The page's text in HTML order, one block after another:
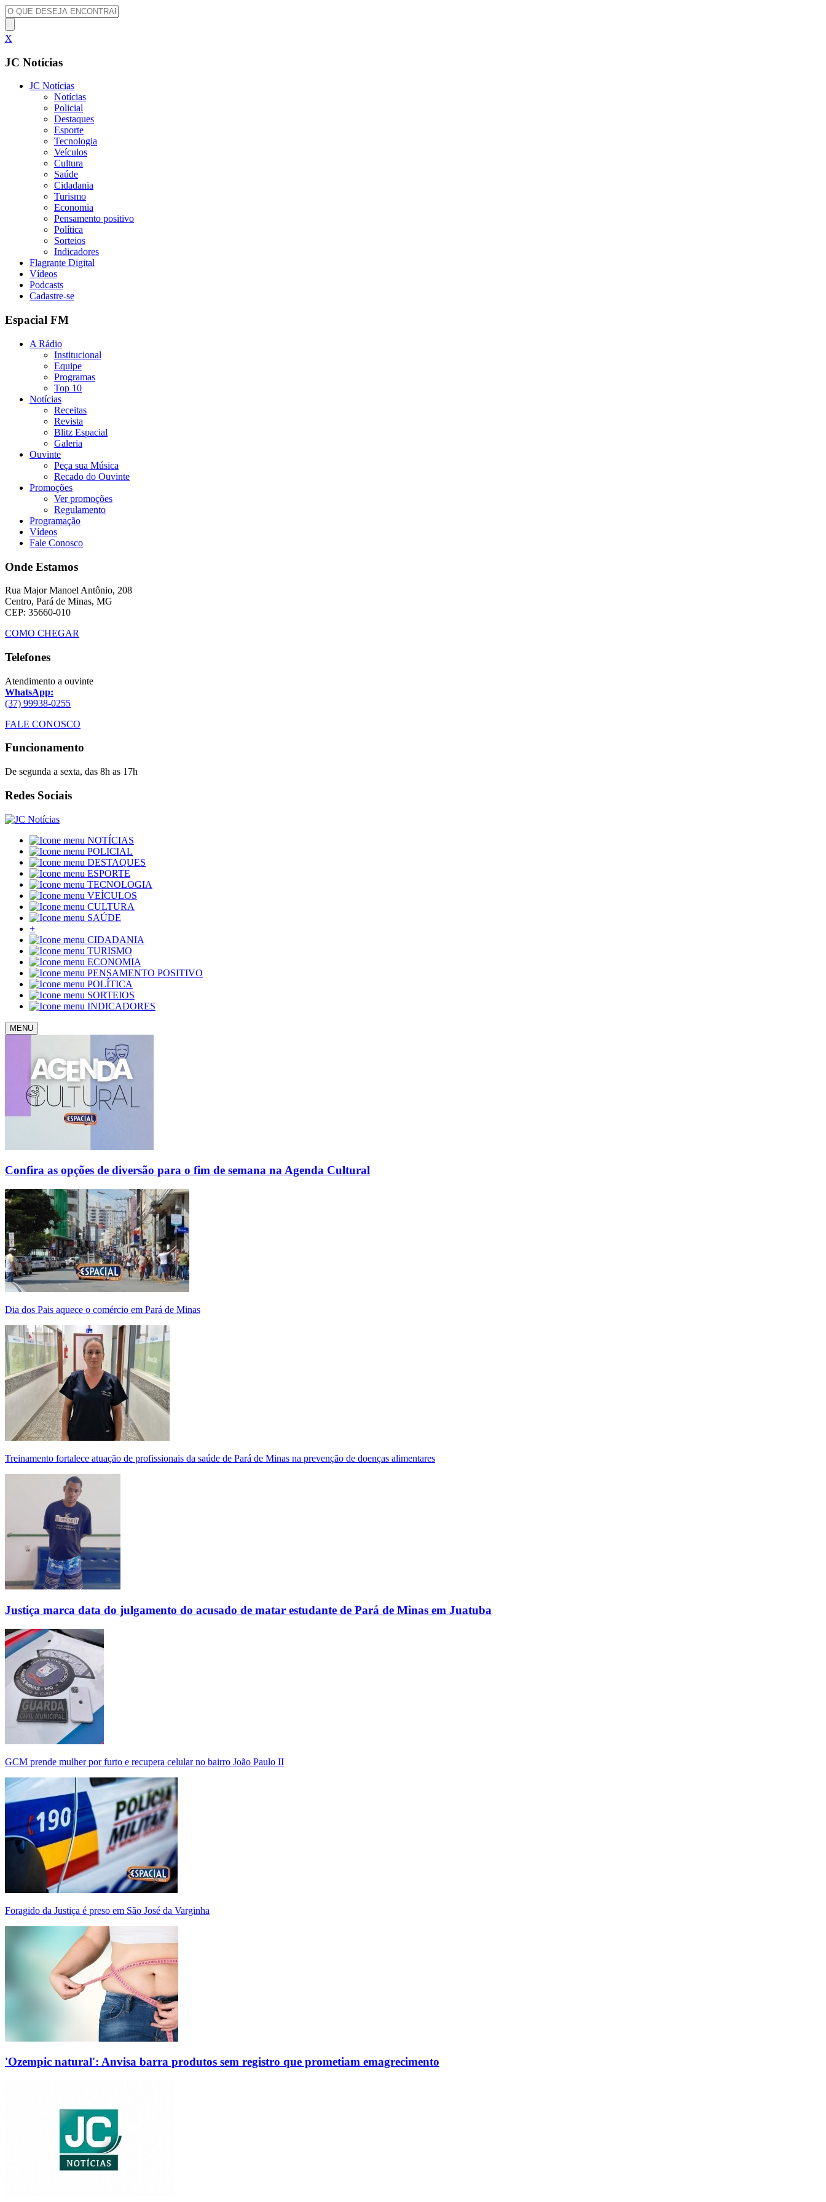
X
JC Notícias
JC Notícias
Notícias
Policial
Destaques
Esporte
Tecnologia
Veículos
Cultura
Saúde
Cidadania
Turismo
Economia
Pensamento positivo
Política
Sorteios
Indicadores
Flagrante Digital
Vídeos
Podcasts
Cadastre-se
Espacial FM
A Rádio
Institucional
Equipe
Programas
Top 10
Notícias
Receitas
Revista
Blitz Espacial
Galeria
Ouvinte
Peça sua Música
Recado do Ouvinte
Promoções
Ver promoções
Regulamento
Programação
Vídeos
Fale Conosco
Onde Estamos
Rua Major Manoel Antônio, 208
Centro, Pará de Minas, MG
CEP: 35660-010
COMO CHEGAR
Telefones
Atendimento a ouvinte
WhatsApp:
(37) 99938-0255
FALE CONOSCO
Funcionamento
De segunda a sexta, das 8h as 17h
Redes Sociais
NOTÍCIAS
POLICIAL
DESTAQUES
ESPORTE
TECNOLOGIA
VEÍCULOS
CULTURA
SAÚDE
+
CIDADANIA
TURISMO
ECONOMIA
PENSAMENTO POSITIVO
POLÍTICA
SORTEIOS
INDICADORES
MENU
Confira as opções de diversão para o fim de semana na Agenda Cultural
Dia dos Pais aquece o comércio em Pará de Minas
Treinamento fortalece atuação de profissionais da saúde de Pará de Minas na prevenção de doenças alimentares
Justiça marca data do julgamento do acusado de matar estudante de Pará de Minas em Juatuba
GCM prende mulher por furto e recupera celular no bairro João Paulo II
Foragido da Justiça é preso em São José da Varginha
'Ozempic natural': Anvisa barra produtos sem registro que prometiam emagrecimento